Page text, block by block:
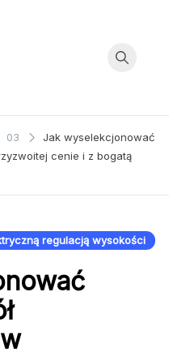
03
Jak wyselekcjonować
cenie i z bogatą
regulacją wysokości